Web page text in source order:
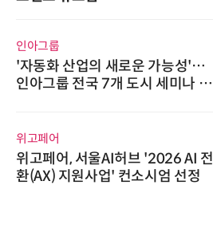
인아그룹
'자동화 산업의 새로운 가능성'…
인아그룹 전국 7개 도시 세미나 페
위고페어
위고페어, 서울AI허브 '2026 AI 전
환(AX) 지원사업' 컨소시엄 선정